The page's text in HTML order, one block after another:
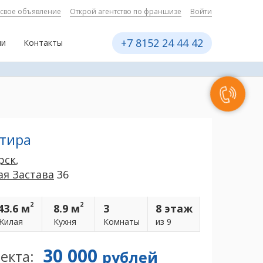
объявление Открой агентство по франшизе Войти
Контакты +7 8152 24 44 42
,
Застава 36
м2 8.9 м2
Кухня
3
Комнаты
8 этаж
из 9
30 000 рублей